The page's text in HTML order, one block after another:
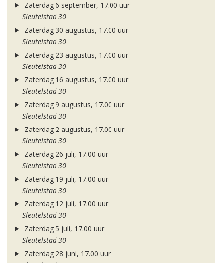
Zaterdag 6 september, 17.00 uur
Sleutelstad 30
Zaterdag 30 augustus, 17.00 uur
Sleutelstad 30
Zaterdag 23 augustus, 17.00 uur
Sleutelstad 30
Zaterdag 16 augustus, 17.00 uur
Sleutelstad 30
Zaterdag 9 augustus, 17.00 uur
Sleutelstad 30
Zaterdag 2 augustus, 17.00 uur
Sleutelstad 30
Zaterdag 26 juli, 17.00 uur
Sleutelstad 30
Zaterdag 19 juli, 17.00 uur
Sleutelstad 30
Zaterdag 12 juli, 17.00 uur
Sleutelstad 30
Zaterdag 5 juli, 17.00 uur
Sleutelstad 30
Zaterdag 28 juni, 17.00 uur